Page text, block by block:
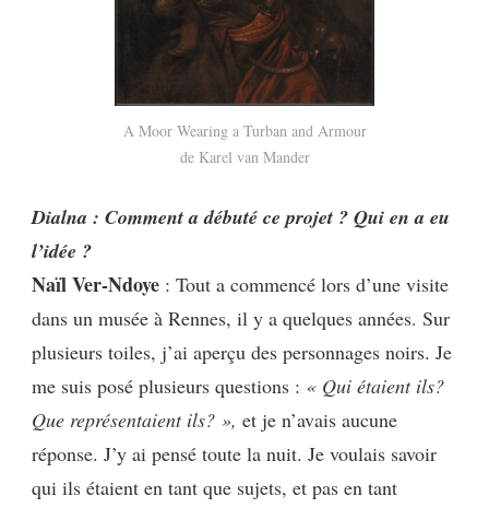
A Moor Wearing a Turban and Armour
de Karel van Mander
Dialna : Comment a débuté ce projet ? Qui en a eu
l’idée ?
Naïl Ver-Ndoye : Tout a commencé lors d’une visite
dans un musée à Rennes, il y a quelques années. Sur
plusieurs toiles, j’ai aperçu des personnages noirs. Je
me suis posé plusieurs questions : « Qui étaient ils?
Que représentaient ils? », et je n’avais aucune
réponse. J’y ai pensé toute la nuit. Je voulais savoir
qui ils étaient en tant que sujets, et pas en tant